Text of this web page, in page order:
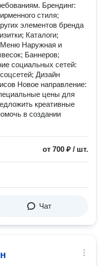
Брендинг:
стиля;
элементов бренда
Каталоги;
Меню Наружная и
Баннеров;
социальных сетей:
Дизайн
Новое направление:
цены для
креативные
в создании
от 700 ₽ / шт.
Чат